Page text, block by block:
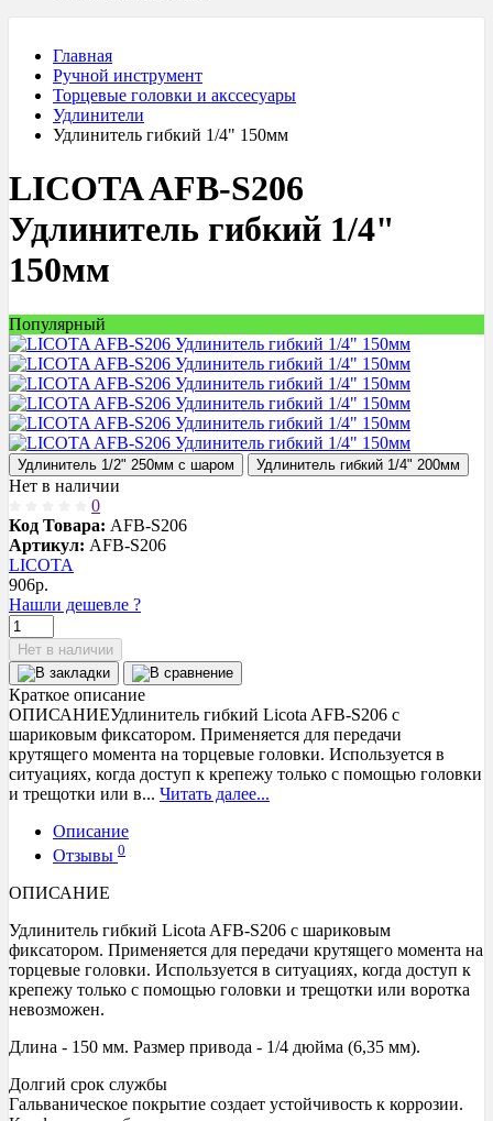
Главная
Ручной инструмент
Торцевые головки и акссесуары
Удлинители
Удлинитель гибкий 1/4" 150мм
LICOTA AFB-S206
Удлинитель гибкий 1/4"
150мм
Популярный
Удлинитель 1/2" 250мм с шаром Удлинитель гибкий 1/4" 200мм
Нет в наличии
0
Код Товара: AFB-S206
Артикул: AFB-S206
LICOTA
906р.
Нашли дешевле ?
Нет в наличии
Краткое описание
ОПИСАНИЕУдлинитель гибкий Licota AFB-S206 с
шариковым фиксатором. Применяется для передачи
крутящего момента на торцевые головки. Используется в
ситуациях, когда доступ к крепежу только с помощью головки
и трещотки или в... Читать далее...
Описание
Отзывы 0
ОПИСАНИЕ
Удлинитель гибкий Licota AFB-S206 с шариковым
фиксатором. Применяется для передачи крутящего момента на
торцевые головки. Используется в ситуациях, когда доступ к
крепежу только с помощью головки и трещотки или воротка
невозможен.
Длина - 150 мм. Размер привода - 1/4 дюйма (6,35 мм).
Долгий срок службы
Гальваническое покрытие создает устойчивость к коррозии.